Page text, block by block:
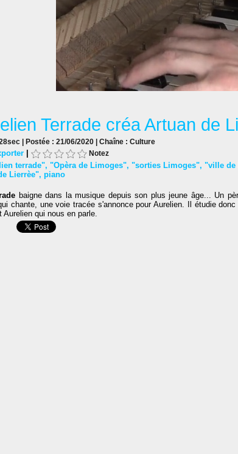
Terrade créa Artuan de
| Postée : 21/06/2020 | Chaîne : Culture
| Notez
terrade", "Opèra de Limoges", "sorties Limoges", "ville de
Lierrèe", piano
baigne dans la musique depuis son plus jeune âge... Un
chante, une voie tracée s'annonce pour Aurelien. Il étudie
Aurelien qui nous en parle.